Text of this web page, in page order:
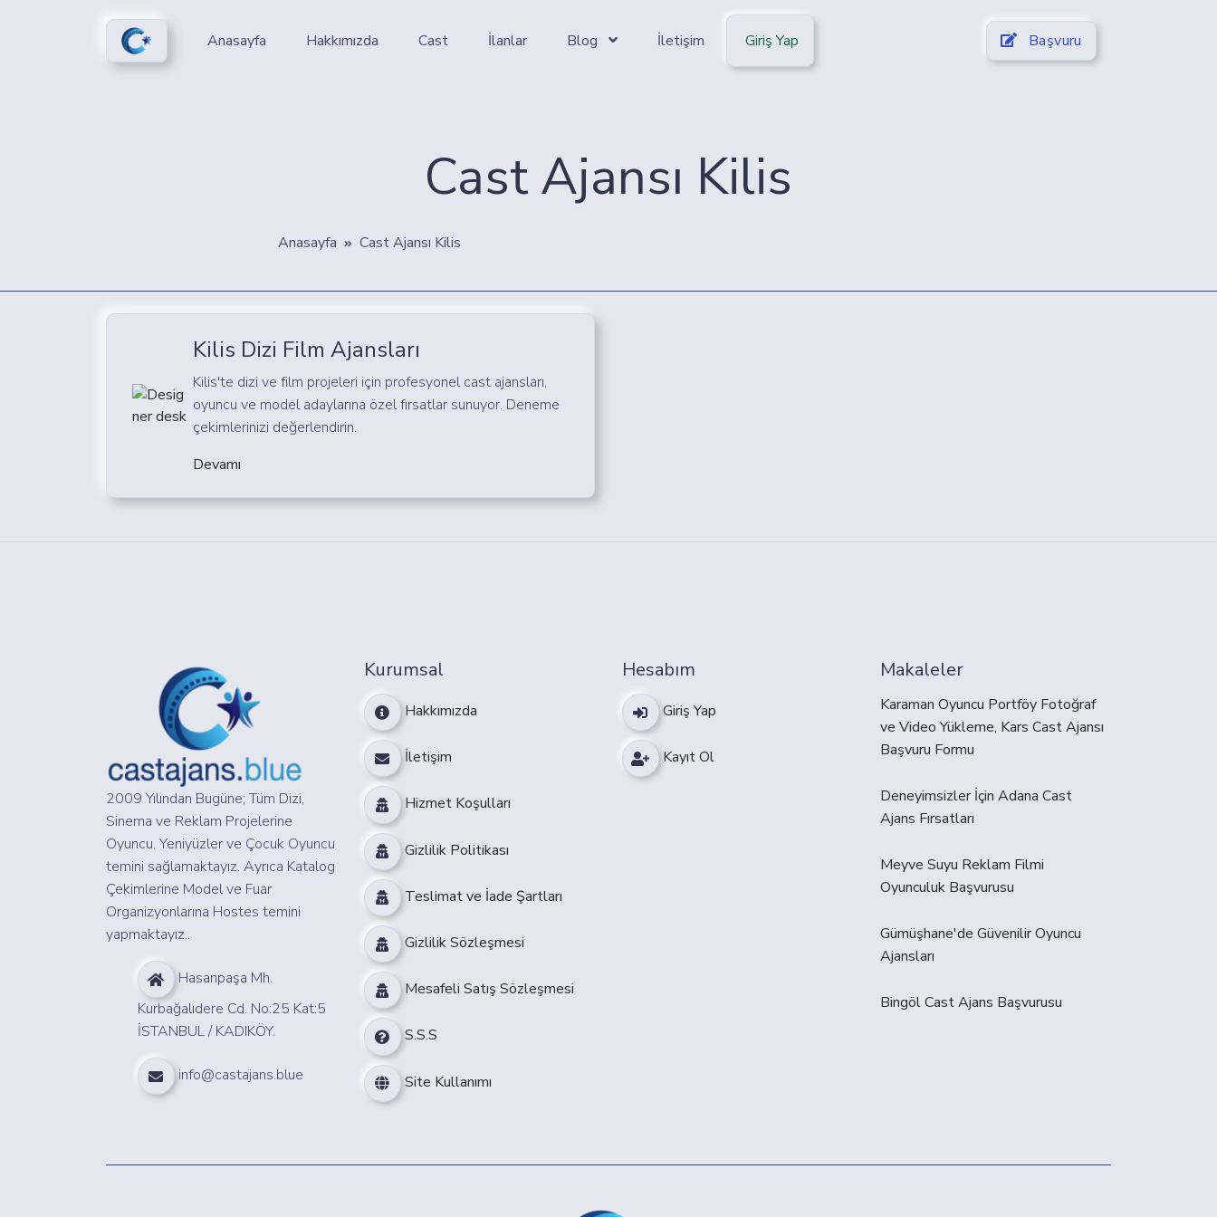
Anasayfa Hakkımızda Cast İlanlar Blog İletişim Giriş Yap Başvuru
Cast Ajansı Kilis
Anasayfa Cast Ajansı Kilis
Kilis Dizi Film Ajansları
Kilis'te dizi ve film projeleri için profesyonel cast ajansları,
oyuncu ve model adaylarına özel fırsatlar sunuyor. Deneme
çekimlerinizi değerlendirin.
Devamı
2009 Yılından Bugüne; Tüm Dizi,
Sinema ve Reklam Projelerine
Oyuncu, Yeniyüzler ve Çocuk Oyuncu
temini sağlamaktayız. Ayrıca Katalog
Çekimlerine Model ve Fuar
Organizyonlarına Hostes temini
yapmaktayız..
Hasanpaşa Mh.
Kurbağalıdere Cd. No:25 Kat:5
İSTANBUL / KADIKÖY.
info@castajans.blue
Kurumsal
Hakkımızda
İletişim
Hizmet Koşulları
Gizlilik Politikası
Teslimat ve İade Şartları
Gizlilik Sözleşmesi
Mesafeli Satış Sözleşmesi
S.S.S
Site Kullanımı
Hesabım
Giriş Yap
Kayıt Ol
Makaleler
Karaman Oyuncu Portföy Fotoğraf
ve Video Yükleme, Kars Cast Ajansı
Başvuru Formu
Deneyimsizler İçin Adana Cast
Ajans Fırsatları
Meyve Suyu Reklam Filmi
Oyunculuk Başvurusu
Gümüşhane'de Güvenilir Oyuncu
Ajansları
Bingöl Cast Ajans Başvurusu